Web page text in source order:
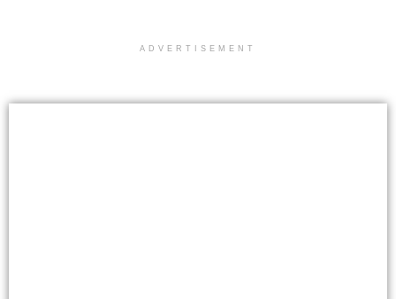
ADVERTISEMENT